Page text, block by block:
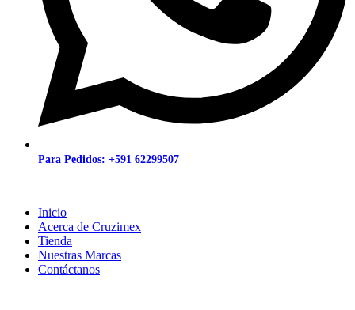
Para Pedidos: +591 62299507
Inicio
Acerca de Cruzimex
Tienda
Nuestras Marcas
Contáctanos